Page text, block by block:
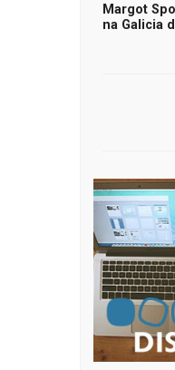
Margot
na Galicia